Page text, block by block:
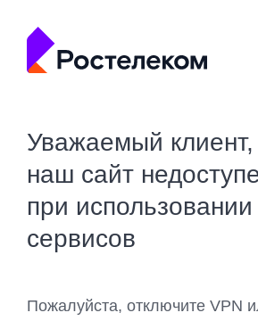
Уважаемый клиент,
наш сайт
при
сервисов
Пожалуйста, отключите VPN